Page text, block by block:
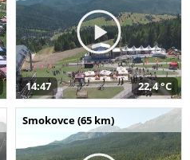
14:47 22,4 °C
Smokovce (65 km)